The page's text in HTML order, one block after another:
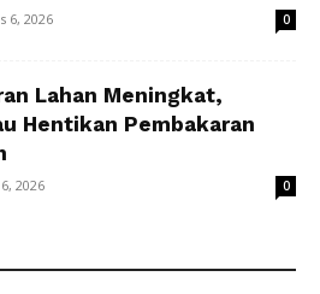
6, 2026 0
Lahan Meningkat,
Hentikan Pembakaran
2026 0